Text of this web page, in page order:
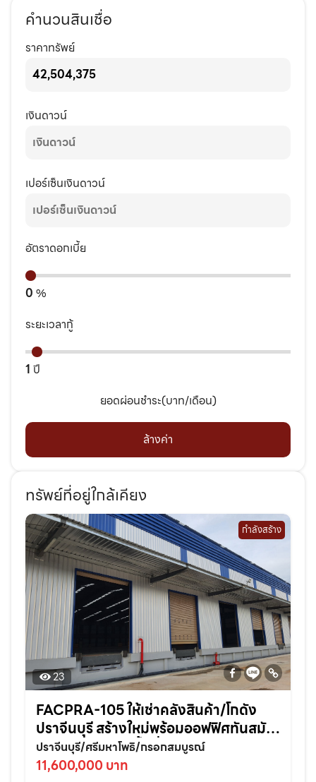
คำนวนสินเชื่อ
ราคาทรัพย์
เงินดาวน์
เปอร์เซ็นเงินดาวน์
อัตราดอกเบี้ย
0 %
ระยะเวลากู้
1 ปี
ยอดผ่อนชำระ(บาท/เดือน)
ล้างค่า
ทรัพย์ที่อยู่ใกล้เคียง
กำลังสร้าง
23
FACPRA-105 ให้เช่าคลังสินค้า/โกดัง
ปราจีนบุรี สร้างใหม่พร้อมออฟฟิศทันสมัย
ในทำเลศักยภาพพื้นที่ 80,000 ตรม. แบ่ง
เช่าได้
ปราจีนบุรี/ศรีมหาโพธิ/กรอกสมบูรณ์
11,600,000 บาท